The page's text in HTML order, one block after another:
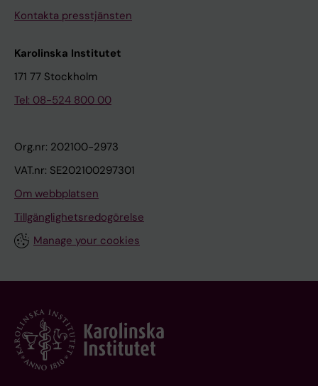
Kontakta presstjänsten
Karolinska Institutet
171 77 Stockholm
Tel: 08-524 800 00
Org.nr: 202100-2973
VAT.nr: SE202100297301
Om webbplatsen
Tillgänglighetsredogörelse
Manage your cookies